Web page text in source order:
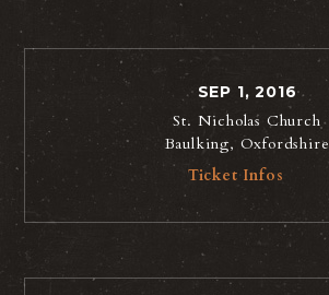
SEP 1, 2016
St. Nicholas Church
Baulking, Oxfordshire
Ticket Infos